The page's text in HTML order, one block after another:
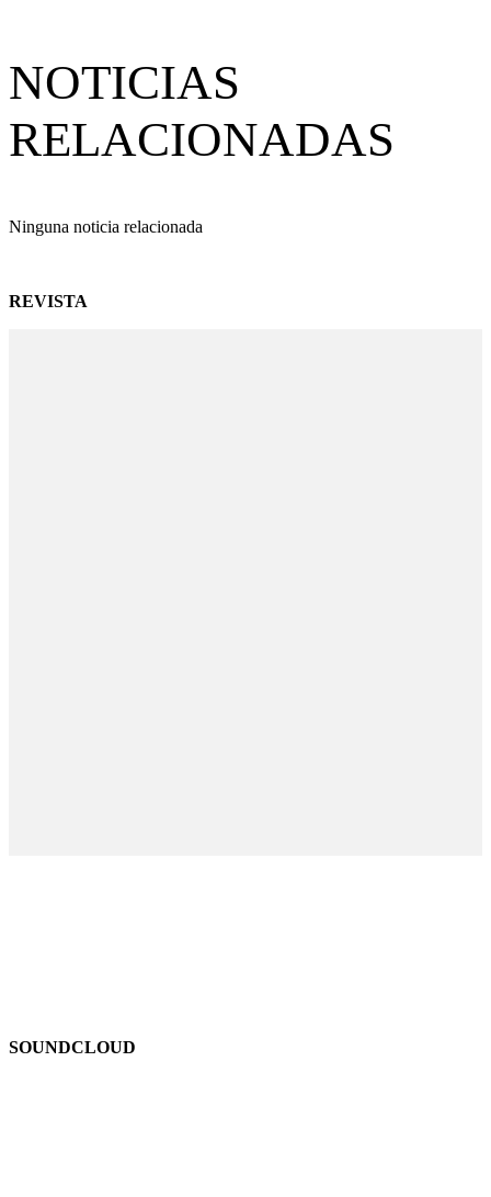
NOTICIAS
RELACIONADAS
Ninguna noticia relacionada
REVISTA
SOUNDCLOUD